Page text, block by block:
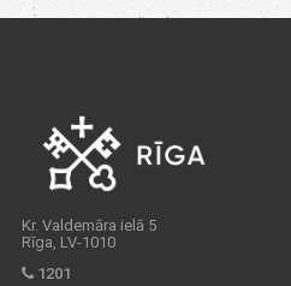
Kr. Valdemāra ielā 5
Rīga, LV-1010
1201